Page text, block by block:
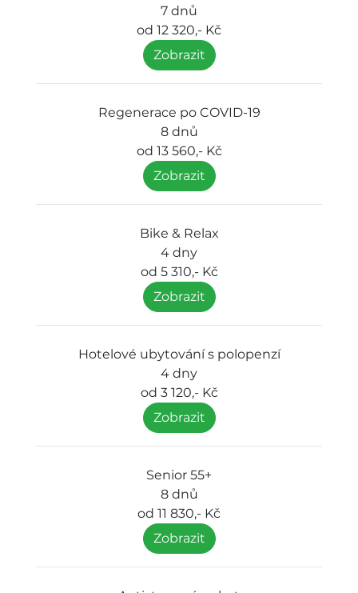
7 dnů
od 12 320,- Kč
Zobrazit
Regenerace po COVID-19
8 dnů
od 13 560,- Kč
Zobrazit
Bike & Relax
4 dny
od 5 310,- Kč
Zobrazit
Hotelové ubytování s polopenzí
4 dny
od 3 120,- Kč
Zobrazit
Senior 55+
8 dnů
od 11 830,- Kč
Zobrazit